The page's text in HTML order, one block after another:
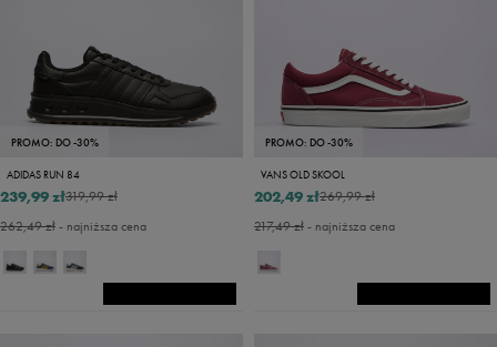
PROMO: DO -30%
ADIDAS RUN 84
319,99 zł
239,99 zł
262,49 zł- najniższa cena
PROMO: DO -30%
VANS OLD SKOOL
269,99 zł
202,49 zł
217,49 zł- najniższa cena